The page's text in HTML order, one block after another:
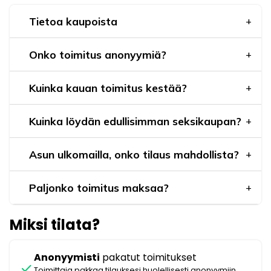
Tietoa kaupoista
Onko toimitus anonyymiä?
Kuinka kauan toimitus kestää?
Kuinka löydän edullisimman seksikaupan?
Asun ulkomailla, onko tilaus mahdollista?
Paljonko toimitus maksaa?
Miksi tilata?
Anonyymisti pakatut toimitukset